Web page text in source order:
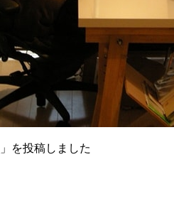
」を投稿しました